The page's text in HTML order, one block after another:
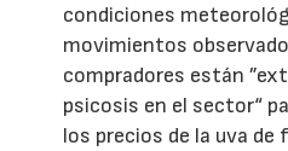
condiciones
movimientos
compradores están
psicosis en el sector“
los precios de la uva de